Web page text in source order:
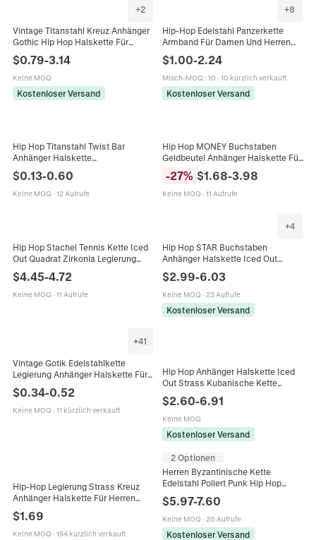
+2
Vintage Titanstahl Kreuz Anhänger
Gothic Hip Hop Halskette Für
Herren Retro Scroll Muster
Distressed Metall Schmuck
Geschenk
$0.79-3.14
Keine MOQ
Kostenloser Versand
+8
Hip-Hop Edelstahl Panzerkette
Armband Für Damen Und Herren
Personalisierte Streetstyle Mode
Schmuck Geschenk
$1.00-2.24
Misch-MOQ : 10 · 10 kürzlich verkauft
Kostenloser Versand
Hip Hop Titanstahl Twist Bar
Anhänger Halskette
Lange Stab Halskette
Geometrische Streetwear
$0.13-0.60
Keine MOQ · 12 Aufrufe
Hip Hop MONEY Buchstaben
Geldbeutel Anhänger Halskette Für
Panzerkette Gold Silber Schmuck
-27% $1.68-3.98
Keine MOQ · 11 Aufrufe
Hip Hop Stachel Tennis Kette Iced
Out Quadrat Zirkonia Legierung
Halskette Punk Streetwear
Schmuck Für Herren Damen
$4.45-4.72
Keine MOQ · 11 Aufrufe
+4
Hip Hop STAR Buchstaben
Anhänger Halskette Iced Out
Strass Legierung Panzerkette
Gothic Stil Schmuck Für Herren
$2.99-6.03
Keine MOQ · 23 Aufrufe
Kostenloser Versand
+41
Vintage Gotik Edelstahlkette
Legierung Anhänger Halskette Für
Kreuz Löwe Kompass Totenkopf
Schmuck
$0.34-0.52
Keine MOQ · 11 kürzlich verkauft
Hip Hop Anhänger Halskette Iced
Out Strass Kubanische Kette
Schmuck Herren Damen
$2.60-6.91
Keine MOQ
Kostenloser Versand
Hip-Hop Legierung Strass Kreuz
Anhänger Halskette Für Herren
Cool Vergoldet Versilbert
Panzerkette Schmuck Geschenk
$1.69
Keine MOQ · 154 kürzlich verkauft
2 Optionen
Herren Byzantinische Kette
Edelstahl Poliert Punk Hip Hop
Schmuck Zubehör
$5.97-7.60
Keine MOQ · 20 Aufrufe
Kostenloser Versand